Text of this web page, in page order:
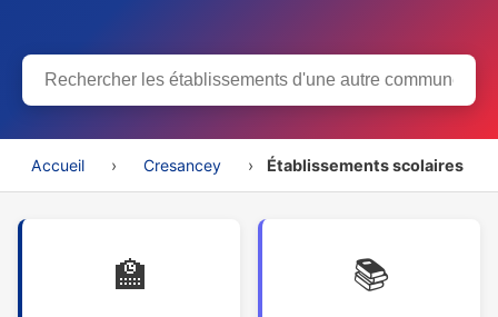
Accueil › Cresancey › Établissements scolaires
🏫
📚